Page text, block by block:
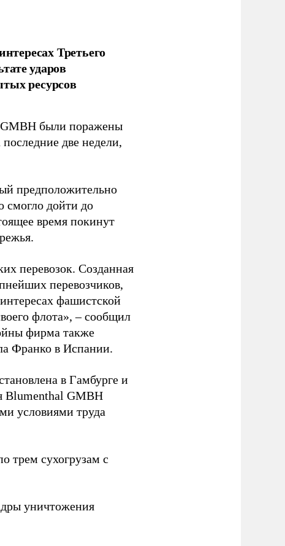
Третьего
ударов
ресурсов
были поражены
две недели,
предположительно
смогло дойти до
время покинут
перевозок. Созданная
перевозчиков,
фашистской
флота», – сообщил
фирма также
Франко в Испании.
в Гамбурге и
Blumenthal GMBH
условиями труда
трем сухогрузам с
уничтожения